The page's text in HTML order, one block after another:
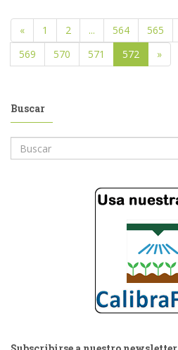
« 1 2 ... 564 565
569
570 571 572 »
Buscar